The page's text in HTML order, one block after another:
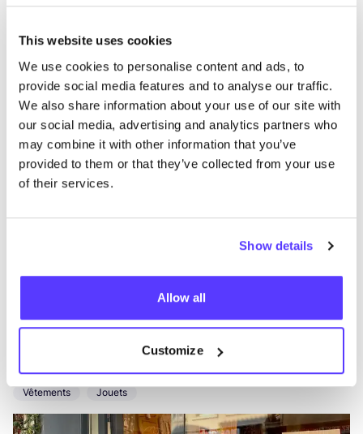
This website uses cookies
We use cookies to personalise content and ads, to
provide social media features and to analyse our traffic.
We also share information about your use of our site with
our social media, advertising and analytics partners who
may combine it with other information that you’ve
provided to them or that they’ve collected from your use
of their services.
Show details
Allow all
Customize
Atelier Heimat
Vêtements Intérieur
Visiter la boutique en ligne
Vos & Ooievaar
Driekoningenstraat 61, Antwerpen
Vêtements Jouets